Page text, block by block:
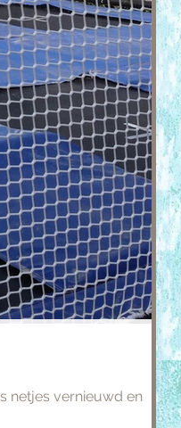
netjes vernieuwd en